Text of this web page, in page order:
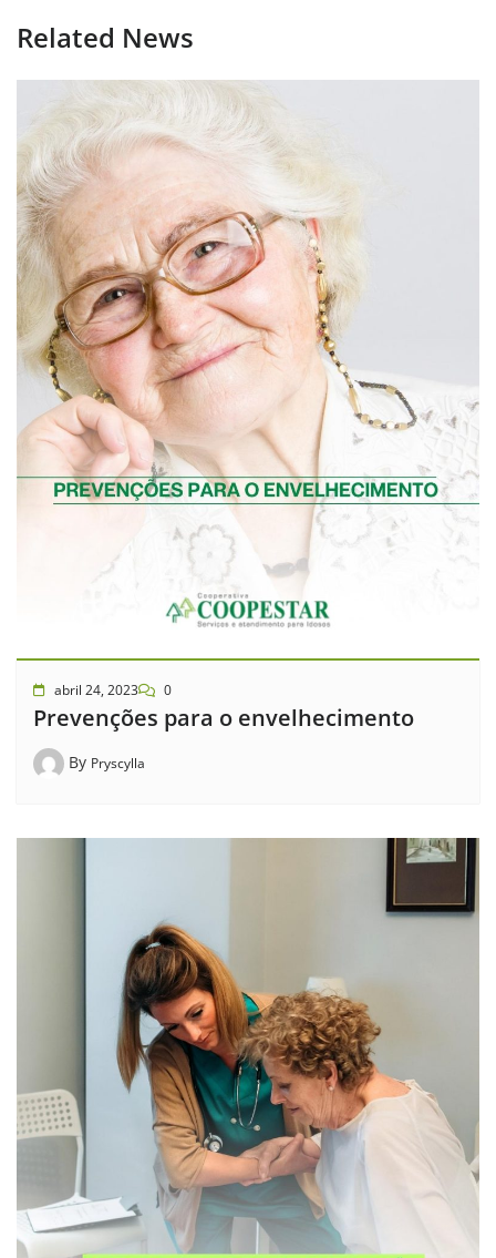
Related News
abril 24, 2023 0
Prevenções para o envelhecimento
By Pryscylla